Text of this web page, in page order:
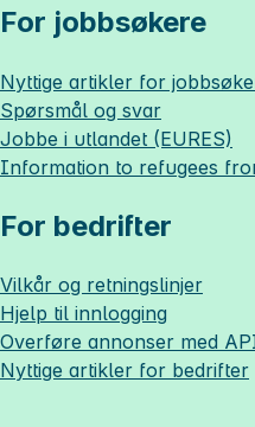
For jobbsøkere
Nyttige artikler for
Spørsmål og svar
Jobbe i utlandet (EURES)
Information to refugees
For bedrifter
Vilkår og retningslinjer
Hjelp til innlogging
Overføre annonser med
Nyttige artikler for bedrifter